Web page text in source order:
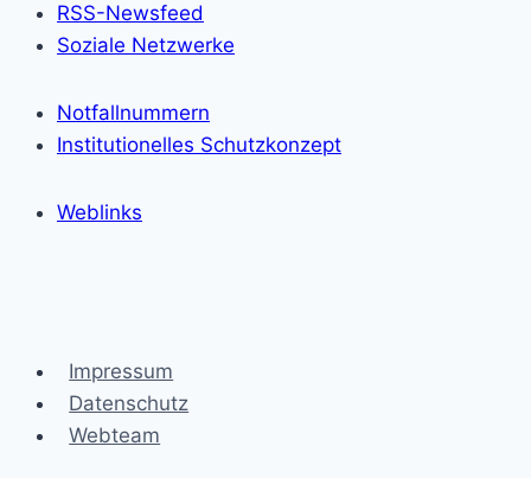
RSS-Newsfeed
Soziale Netzwerke
Notfallnummern
Institutionelles Schutzkonzept
Weblinks
Impressum
Datenschutz
Webteam